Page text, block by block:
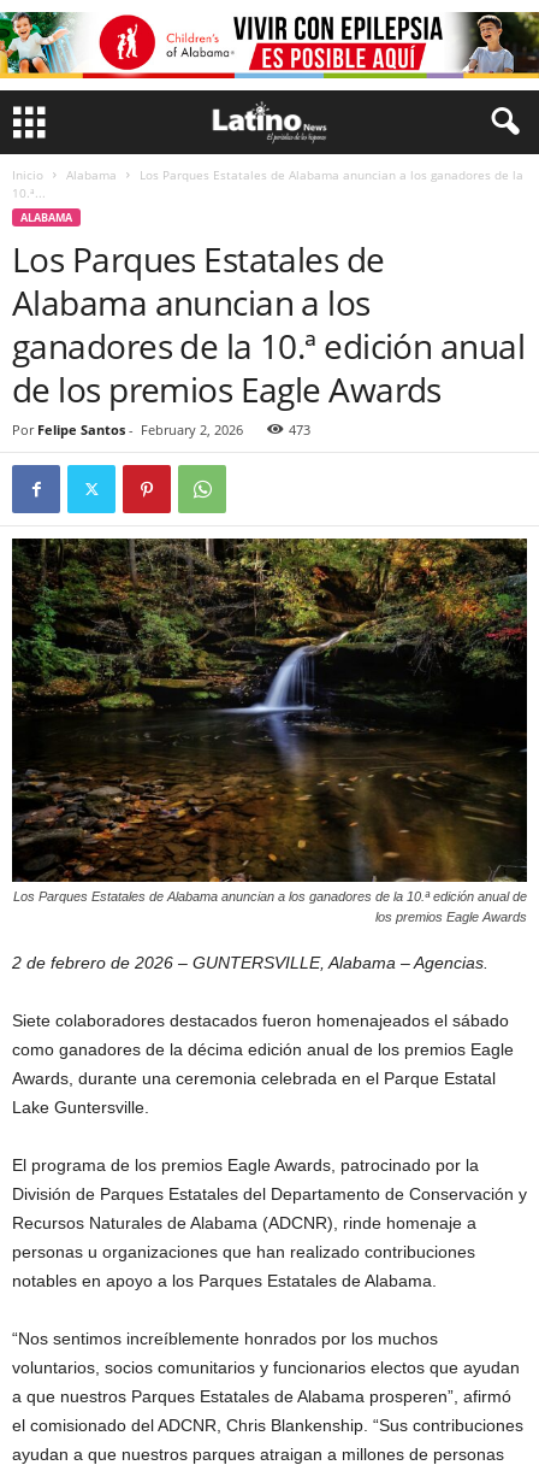
Inicio Alabama
Los Parques Estatales de Alabama anuncian a los ganadores de la
10.ª...
ALABAMA
Los Parques Estatales de
Alabama anuncian a los
ganadores de la 10.ª edición anual
de los premios Eagle Awards
Por Felipe Santos - February 2, 2026 473
Los Parques Estatales de Alabama anuncian a los ganadores de la 10.ª edición anual de
los premios Eagle Awards
2 de febrero de 2026 – GUNTERSVILLE, Alabama – Agencias.
Siete colaboradores destacados fueron homenajeados el sábado
como ganadores de la décima edición anual de los premios Eagle
Awards, durante una ceremonia celebrada en el Parque Estatal
Lake Guntersville.
El programa de los premios Eagle Awards, patrocinado por la
División de Parques Estatales del Departamento de Conservación y
Recursos Naturales de Alabama (ADCNR), rinde homenaje a
personas u organizaciones que han realizado contribuciones
notables en apoyo a los Parques Estatales de Alabama.
“Nos sentimos increíblemente honrados por los muchos
voluntarios, socios comunitarios y funcionarios electos que ayudan
a que nuestros Parques Estatales de Alabama prosperen”, afirmó
el comisionado del ADCNR, Chris Blankenship. “Sus contribuciones
ayudan a que nuestros parques atraigan a millones de personas